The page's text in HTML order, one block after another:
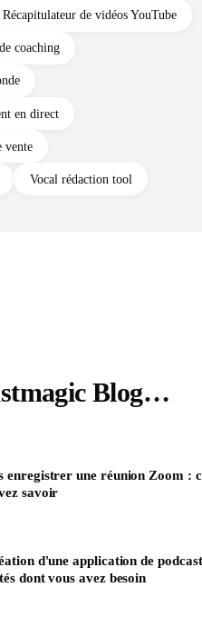
Récapitulateur de vidéos YouTube
coaching
en direct
vente
Vocal rédaction tool
Blog…
enregistrer une réunion Zoom :
savoir
d'une application de
dont vous avez besoin